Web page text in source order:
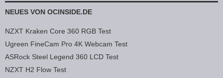
NEUES VON OCINSIDE.DE
NZXT Kraken Core 360 RGB Test
Ugreen FineCam Pro 4K Webcam Test
ASRock Steel Legend 360 LCD Test
NZXT H2 Flow Test